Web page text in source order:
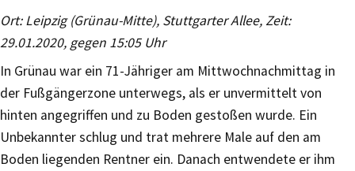
Ort: Leipzig (Grünau-Mitte), Stuttgarter Allee, Zeit:
29.01.2020, gegen 15:05 Uhr
In Grünau war ein 71-Jähriger am Mittwochnachmittag in
der Fußgängerzone unterwegs, als er unvermittelt von
hinten angegriffen und zu Boden gestoßen wurde. Ein
Unbekannter schlug und trat mehrere Male auf den am
Boden liegenden Rentner ein. Danach entwendete er ihm